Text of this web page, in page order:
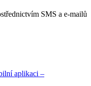
SMS a e-mailů
aplikaci –